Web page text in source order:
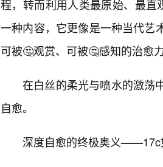
程，转而利用人类最原始、最
一种内容，它更像是一种当代艺
可被🤔观赏、可被🤔感知的治愈力
在白丝的柔光与喷水的激荡
自愈。
深度自愈的终极奥义——17c